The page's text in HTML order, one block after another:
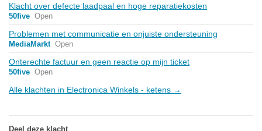
Klacht over defecte laadpaal en hoge reparatiekosten
50five Open
Problemen met communicatie en onjuiste ondersteuning
MediaMarkt Open
Onterechte factuur en geen reactie op mijn ticket
50five Open
Alle klachten in Electronica Winkels - ketens →
Deel deze klacht